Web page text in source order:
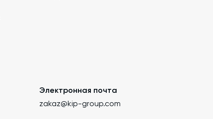
Электронная почта
zakaz@kip-group.com